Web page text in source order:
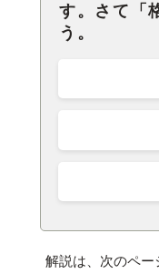
す。さて「
う。
解説は、次のペー